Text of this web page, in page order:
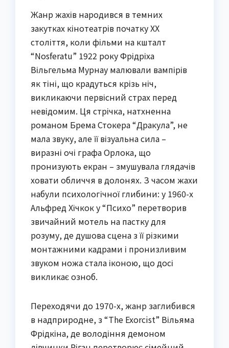
Жанр жахів народився в темних
закутках кінотеатрів початку XX
століття, коли фільми на кшталт
“Nosferatu” 1922 року Фрідріха
Вільгельма Мурнау малювали вампірів
як тіні, що крадуться крізь ніч,
викликаючи первісний страх перед
невідомим. Ця стрічка, натхненна
романом Брема Стокера “Дракула”, не
мала звуку, але її візуальна сила –
виразні очі графа Орлока, що
пронизують екран – змушувала глядачів
ховати обличчя в долонях. З часом жахи
набули психологічної глибини: у 1960-х
Альфред Хічкок у “Психо” перетворив
звичайний мотель на пастку для
розуму, де душова сцена з її різкими
монтажними кадрами і пронизливим
звуком ножа стала іконою, що досі
викликає озноб.
Переходячи до 1970-х, жанр заглибився
в надприродне, з “The Exorcist” Вільяма
Фрідкіна, де володіння демоном